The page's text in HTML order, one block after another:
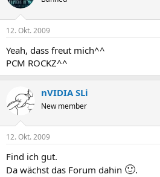
12. Okt. 2009
Yeah, dass freut mich^^
PCM ROCKZ^^
nVIDIA SLi
New member
12. Okt. 2009
Find ich gut.
Da wächst das Forum dahin 🙂.